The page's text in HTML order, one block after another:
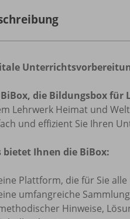
BiBox, die Bildungsbox für
Lehrwerk Heimat und
und effizient Sie Ihren
bietet Ihnen die BiBox:
Plattform, die für Sie
umfangreiche
Hinweise,